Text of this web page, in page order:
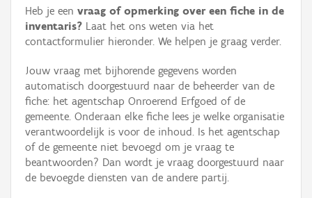
Erfgoedobject
Aanduidingsobject
Waarneming
Thema
Gebeurtenis
Persoon of collectief
Heb je een vraag of opmerking over een fiche in de
inventaris? Laat het ons weten via het
contactformulier hieronder. We helpen je graag verder.
Jouw vraag met bijhorende gegevens worden
automatisch doorgestuurd naar de beheerder van de
fiche: het agentschap Onroerend Erfgoed of de
gemeente. Onderaan elke fiche lees je welke organisatie
verantwoordelijk is voor de inhoud. Is het agentschap
of de gemeente niet bevoegd om je vraag te
beantwoorden? Dan wordt je vraag doorgestuurd naar
de bevoegde diensten van de andere partij.